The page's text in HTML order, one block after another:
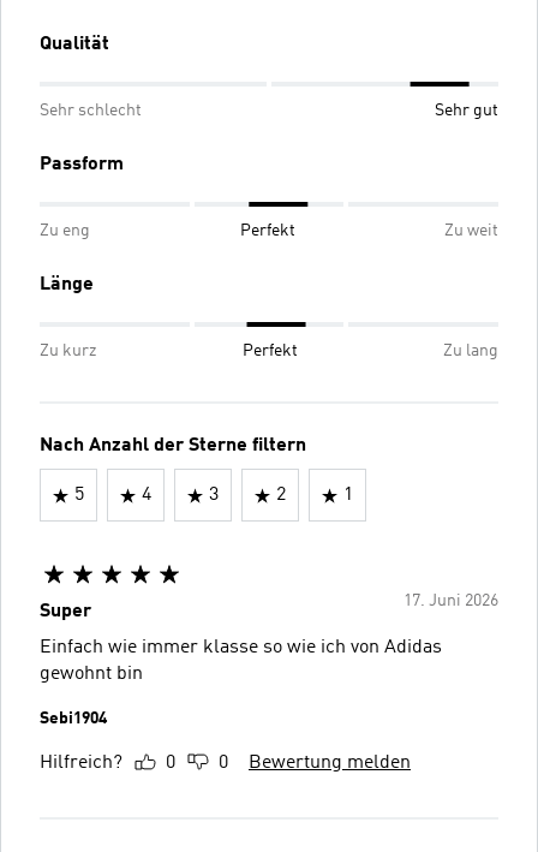
Qualität
Sehr schlecht Sehr gut
Passform
Zu eng Perfekt Zu weit
Länge
Zu kurz Perfekt Zu lang
Nach Anzahl der Sterne filtern
5 4 3 2 1
17. Juni 2026
Super
Einfach wie immer klasse so wie ich von Adidas
gewohnt bin
Sebi1904
Hilfreich? 0 0 Bewertung melden